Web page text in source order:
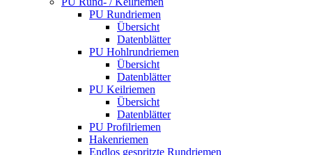
PU Rundriemen
Übersicht
Datenblätter
PU Hohlrundriemen
Übersicht
Datenblätter
PU Keilriemen
Übersicht
Datenblätter
PU Profilriemen
Hakenriemen
Endlos gespritzte Rundriemen